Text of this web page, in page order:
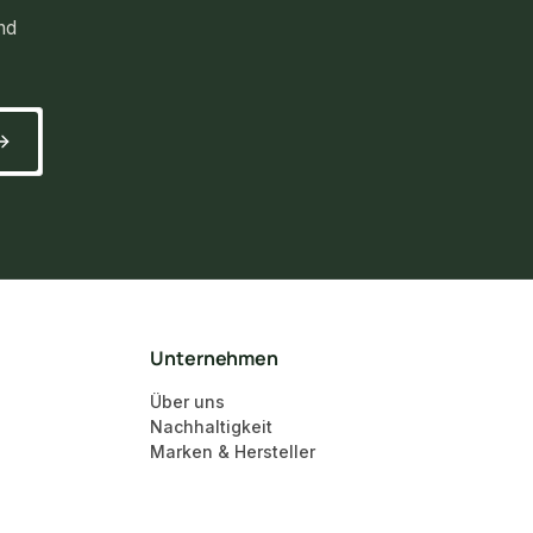
Unternehmen
Über uns
Nachhaltigkeit
Marken & Hersteller